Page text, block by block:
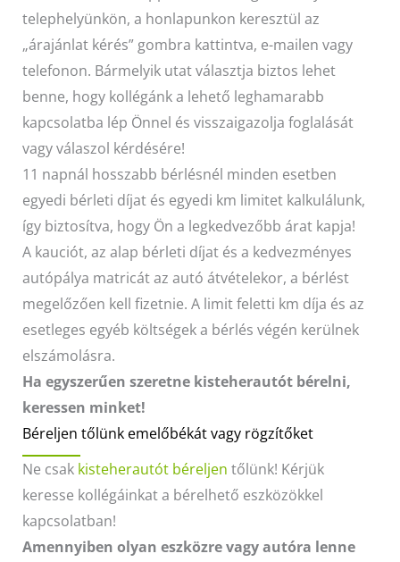
Hűtőautó bérlés
Feltételek
Szolgáltatások
Gy.i.k.
Kapcsolat
telephelyünkön, a honlapunkon keresztül az
„árajánlat kérés” gombra kattintva, e-mailen vagy
telefonon. Bármelyik utat választja biztos lehet
benne, hogy kollégánk a lehető leghamarabb
kapcsolatba lép Önnel és visszaigazolja foglalását
vagy válaszol kérdésére!
11 napnál hosszabb bérlésnél minden esetben
egyedi bérleti díjat és egyedi km limitet kalkulálunk,
így biztosítva, hogy Ön a legkedvezőbb árat kapja!
A kauciót, az alap bérleti díjat és a kedvezményes
autópálya matricát az autó átvételekor, a bérlést
megelőzően kell fizetnie. A limit feletti km díja és az
esetleges egyéb költségek a bérlés végén kerülnek
elszámolásra.
Ha egyszerűen szeretne kisteherautót bérelni,
keressen minket!
Béreljen tőlünk emelőbékát vagy rögzítőket
Ne csak kisteherautót béreljen tőlünk! Kérjük
keresse kollégáinkat a bérelhető eszközökkel
kapcsolatban!
Amennyiben olyan eszközre vagy autóra lenne